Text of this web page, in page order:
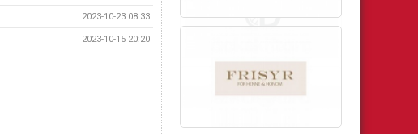
2023-10-23 08:33
2023-10-15 20:20